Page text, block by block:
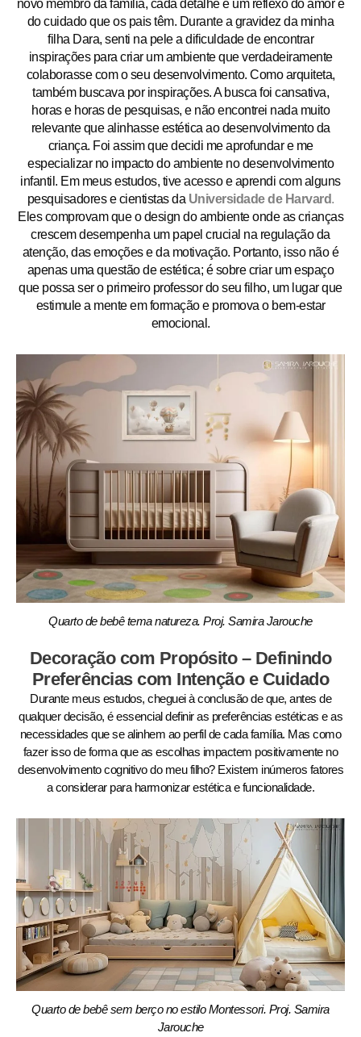
novo membro da família, cada detalhe é um reflexo do amor e
do cuidado que os pais têm. Durante a gravidez da minha
filha Dara, senti na pele a dificuldade de encontrar
inspirações para criar um ambiente que verdadeiramente
colaborasse com o seu desenvolvimento. Como arquiteta,
também buscava por inspirações. A busca foi cansativa,
horas e horas de pesquisas, e não encontrei nada muito
relevante que alinhasse estética ao desenvolvimento da
criança. Foi assim que decidi me aprofundar e me
especializar no impacto do ambiente no desenvolvimento
infantil. Em meus estudos, tive acesso e aprendi com alguns
pesquisadores e cientistas da Universidade de Harvard.
Eles comprovam que o design do ambiente onde as crianças
crescem desempenha um papel crucial na regulação da
atenção, das emoções e da motivação. Portanto, isso não é
apenas uma questão de estética; é sobre criar um espaço
que possa ser o primeiro professor do seu filho, um lugar que
estimule a mente em formação e promova o bem-estar
emocional.
Quarto de bebê tema natureza. Proj. Samira Jarouche
Decoração com Propósito – Definindo
Preferências com Intenção e Cuidado
Durante meus estudos, cheguei à conclusão de que, antes de
qualquer decisão, é essencial definir as preferências estéticas e as
necessidades que se alinhem ao perfil de cada família. Mas como
fazer isso de forma que as escolhas impactem positivamente no
desenvolvimento cognitivo do meu filho? Existem inúmeros fatores
a considerar para harmonizar estética e funcionalidade.
Quarto de bebê sem berço no estilo Montessori. Proj. Samira
Jarouche